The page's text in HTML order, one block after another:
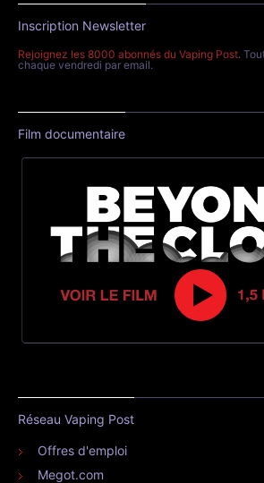
Inscription Newsletter
Rejoignez les 8000 abonnés du Vaping Post.
chaque vendredi par email.
Film documentaire
Réseau Vaping Post
Offres d'emploi
Megot.com